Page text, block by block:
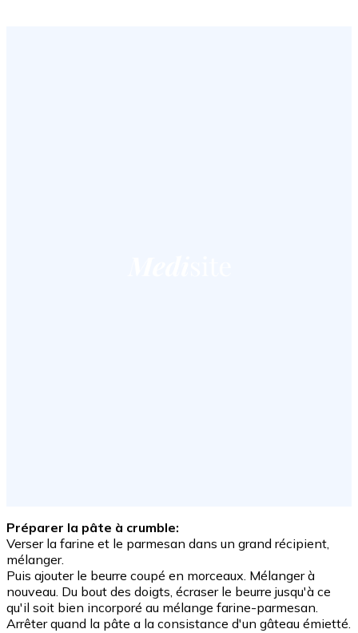
Préparer la pâte à crumble:
Verser la farine et le parmesan dans un grand récipient,
mélanger.
Puis ajouter le beurre coupé en morceaux. Mélanger à
nouveau. Du bout des doigts, écraser le beurre jusqu'à ce
qu'il soit bien incorporé au mélange farine-parmesan.
Arrêter quand la pâte a la consistance d'un gâteau émietté.